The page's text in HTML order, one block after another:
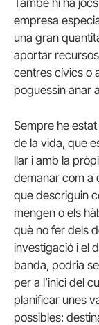
empresa
una gran
aportar
centres cívics o
poguessin anar
Sempre he
de la vida, que
llar i amb la
demanar com a
que descriguin
mengen o els
què no fer dels
investigació i el
banda, podria
per a l’inici del
planificar unes
possibles: